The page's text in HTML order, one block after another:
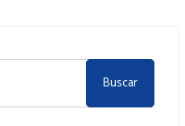
Buscar